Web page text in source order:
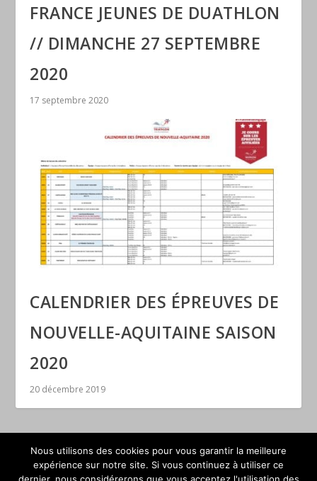
FRANCE JEUNES DE DUATHLON
// DIMANCHE 27 SEPTEMBRE
2020
17 septembre 2020
CALENDRIER DES ÉPREUVES DE
NOUVELLE-AQUITAINE SAISON
2020
20 décembre 2019
Nous utilisons des cookies pour vous garantir la meilleure
expérience sur notre site. Si vous continuez à utiliser ce